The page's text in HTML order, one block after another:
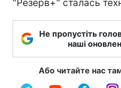
"Резерв+" сталась
Не пропустіть
наші
Або читайте нас